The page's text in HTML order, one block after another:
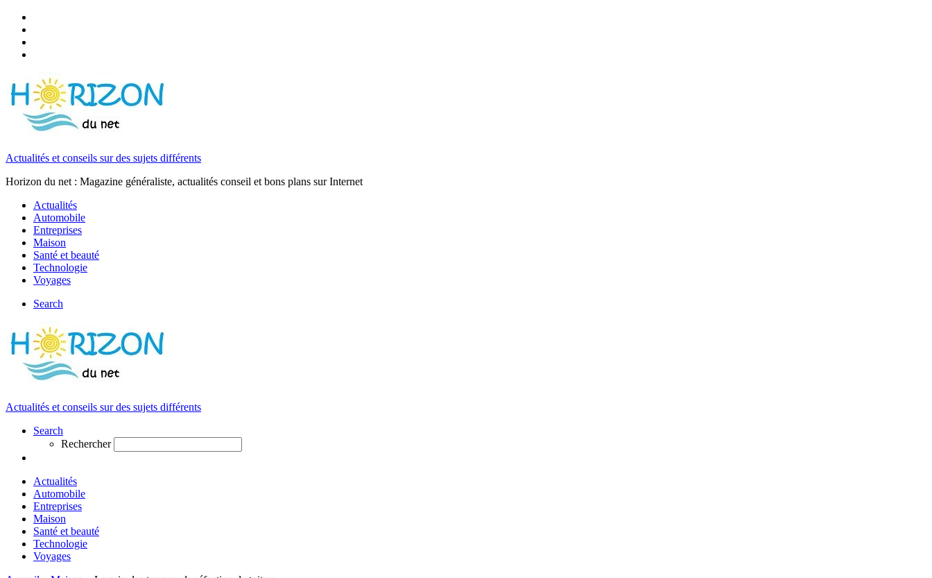
Actualités et conseils sur des sujets différents
Horizon du net : Magazine généraliste, actualités conseil et bons plans sur Internet
Actualités
Automobile
Entreprises
Maison
Santé et beauté
Technologie
Voyages
Search
Actualités et conseils sur des sujets différents
Search
Rechercher
Actualités
Automobile
Entreprises
Maison
Santé et beauté
Technologie
Voyages